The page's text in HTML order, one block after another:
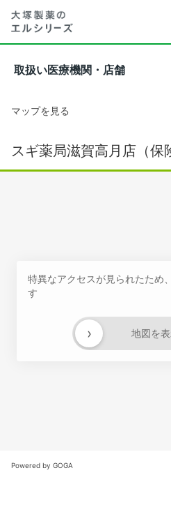
取扱い医療機関・店舗
マップを見る
スギ薬局滋賀高月店（保
特異なアクセスが見られたため
す
地図を
›
Powered by GOGA